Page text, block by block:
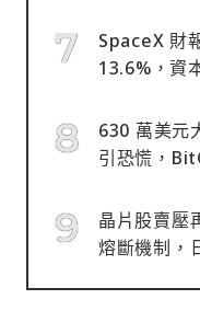
SpaceX 財
13.6%，資
630 萬美元
引恐慌，
晶片股賣壓
熔斷機制，